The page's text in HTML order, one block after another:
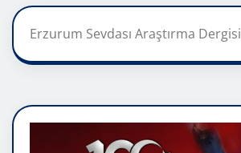
Erzurum Sevdası Araştırma Dergisi